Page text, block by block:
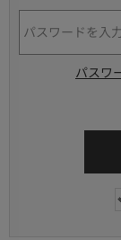
パスワ